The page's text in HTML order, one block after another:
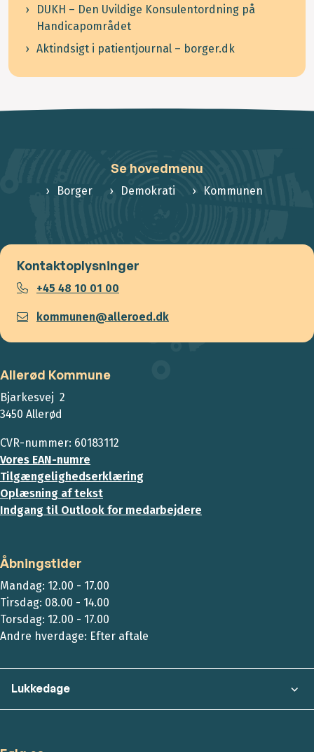
DUKH – Den Uvildige Konsulentordning på
Handicapområdet
Aktindsigt i patientjournal – borger.dk
Se hovedmenu
Borger Demokrati Kommunen
Kontaktoplysninger
+45 48 10 01 00
kommunen@alleroed.dk
Allerød Kommune
Bjarkesvej 2
3450 Allerød
CVR-nummer: 60183112
Vores EAN-numre
Tilgængelighedserklæring
Oplæsning af tekst
Indgang til Outlook for medarbejdere
Åbningstider
Mandag: 12.00 - 17.00
Tirsdag: 08.00 - 14.00
Torsdag: 12.00 - 17.00
Andre hverdage: Efter aftale
Lukkedage